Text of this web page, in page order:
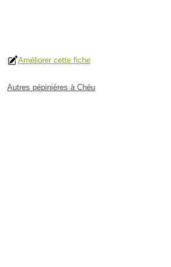
Améliorer cette fiche
Autres pépinières à Chéu